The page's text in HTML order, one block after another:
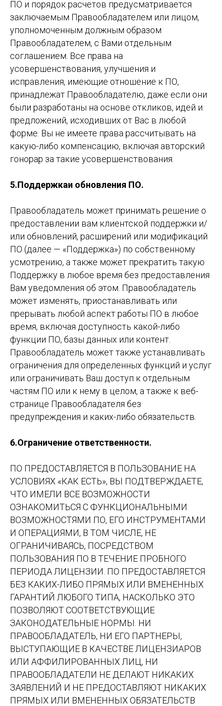
ПО и порядок расчетов предусматривается
заключаемым Правообладателем или лицом,
уполномоченным должным образом
Правообладателем, с Вами отдельным
соглашением. Все права на
усовершенствования, улучшения и
исправления, имеющие отношение к ПО,
принадлежат Правообладателю, даже если они
были разработаны на основе откликов, идей и
предложений, исходивших от Вас в любой
форме. Вы не имеете права рассчитывать на
какую-либо компенсацию, включая авторский
гонорар за такие усовершенствования.
5.Поддержкаи обновления ПО.
Правообладатель может принимать решение о
предоставлении вам клиентской поддержки и/
или обновлений, расширений или модификаций
ПО (далее — «Поддержка») по собственному
усмотрению, а также может прекратить такую
Поддержку в любое время без предоставления
Вам уведомления об этом. Правообладатель
может изменять, приостанавливать или
прерывать любой аспект работы ПО в любое
время, включая доступность какой-либо
функции ПО, базы данных или контент.
Правообладатель может также устанавливать
ограничения для определенных функций и услуг
или ограничивать Ваш доступ к отдельным
частям ПО или к нему в целом, а также к веб-
странице Правообладателя без
предупреждения и каких-либо обязательств.
6.Ограничение ответственности.
ПО ПРЕДОСТАВЛЯЕТСЯ В ПОЛЬЗОВАНИЕ НА
УСЛОВИЯХ «КАК ЕСТЬ», ВЫ ПОДТВЕРЖДАЕТЕ,
ЧТО ИМЕЛИ ВСЕ ВОЗМОЖНОСТИ
ОЗНАКОМИТЬСЯ С ФУНКЦИОНАЛЬНЫМИ
ВОЗМОЖНОСТЯМИ ПО, ЕГО ИНСТРУМЕНТАМИ
И ОПЕРАЦИЯМИ, В ТОМ ЧИСЛЕ, НЕ
ОГРАНИЧИВАЯСЬ, ПОСРЕДСТВОМ
ПОЛЬЗОВАНИЯ ПО В ТЕЧЕНИЕ ПРОБНОГО
ПЕРИОДА ЛИЦЕНЗИИ. ПО ПРЕДОСТАВЛЯЕТСЯ
БЕЗ КАКИХ-ЛИБО ПРЯМЫХ ИЛИ ВМЕНЕННЫХ
ГАРАНТИЙ ЛЮБОГО ТИПА, НАСКОЛЬКО ЭТО
ПОЗВОЛЯЮТ СООТВЕТСТВУЮЩИЕ
ЗАКОНОДАТЕЛЬНЫЕ НОРМЫ. НИ
ПРАВООБЛАДАТЕЛЬ, НИ ЕГО ПАРТНЕРЫ,
ВЫСТУПАЮЩИЕ В КАЧЕСТВЕ ЛИЦЕНЗИАРОВ
ИЛИ АФФИЛИРОВАННЫХ ЛИЦ, НИ
ПРАВООБЛАДАТЕЛИ НЕ ДЕЛАЮТ НИКАКИХ
ЗАЯВЛЕНИЙ И НЕ ПРЕДОСТАВЛЯЮТ НИКАКИХ
ПРЯМЫХ ИЛИ ВМЕНЕННЫХ ОБЯЗАТЕЛЬСТВ